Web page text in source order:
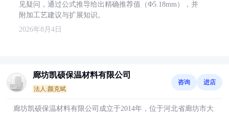
见疑问，通过公式推导给出精确推荐值（Φ5.18mm），并
附加工艺建议与扩展知识。
2026年8月4日
廊坊凯硕保温材料有限公司
法人:颜克斌
咨询 进店
廊坊凯硕保温材料有限公司成立于2014年，位于河北省廊坊市大